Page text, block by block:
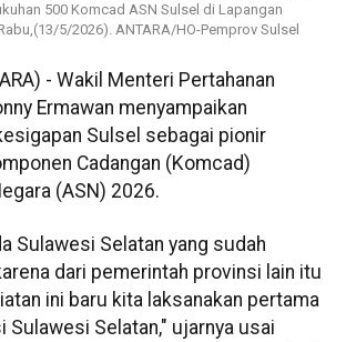
500 Komcad ASN Sulsel di Lapangan
5/2026). ANTARA/HO-Pemprov Sulsel
- Wakil Menteri Pertahanan
Ermawan menyampaikan
Sulsel sebagai pionir
Cadangan (Komcad)
(ASN) 2026.
Sulawesi Selatan yang sudah
dari pemerintah provinsi lain itu
ini baru kita laksanakan pertama
Sulawesi Selatan," ujarnya usai